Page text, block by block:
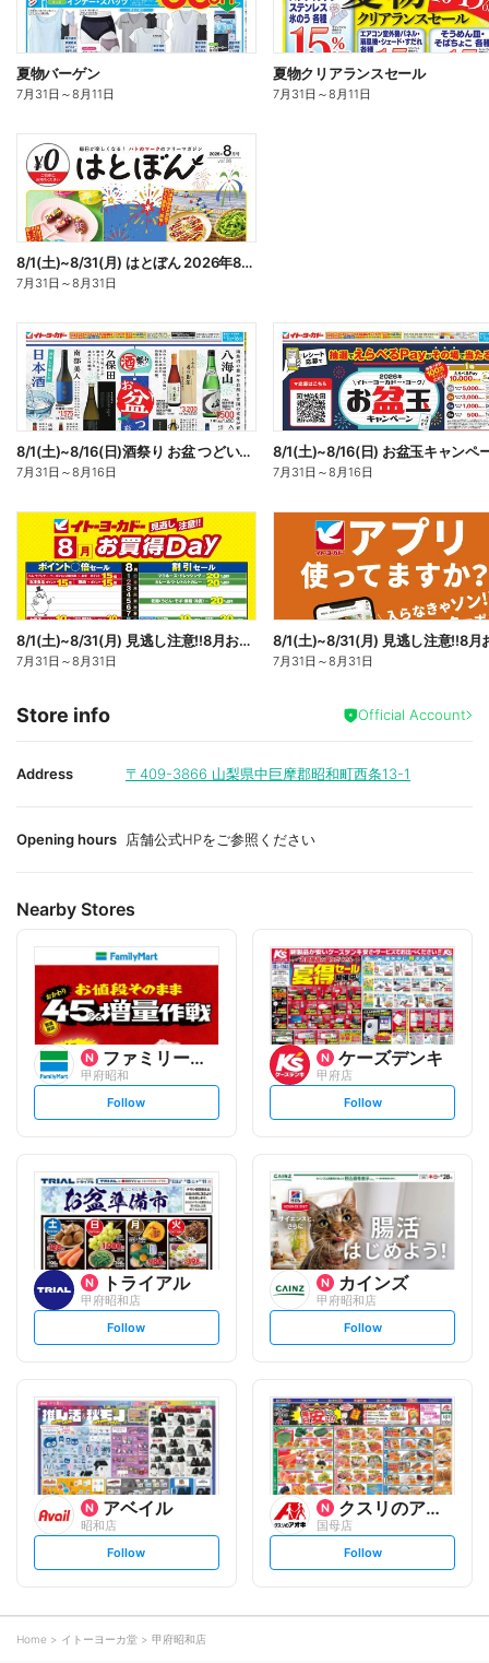
夏物バーゲン
7月31日 ～8月11日
夏物クリアランスセール
7月31日 ～8月11日
8/1(土)~8/31(月) はとぼん 2026年8月号
7月31日 ～8月31日
8/1(土)~8/16(日)酒祭り お盆 つどいを彩るお酒
7月31日 ～8月16日
8/1(土)~8/16(日) お盆玉キャンペ
7月31日 ～8月16日
8/1(土)~8/31(月) 見逃し注意!!8月お買得Day/イトーヨーカドーアプリ使ってますか?
7月31日 ～8月31日 7月31日 ～8月31日
Store info Official Account
Address 〒409-3866 山梨県中巨摩郡昭和町西条13-1
Opening hours 店舗公式HPをご参照ください
Nearby Stores
ファミリーマート
甲府昭和
s
t
o
w
Follow
ケーズデンキ
甲府店
s
t
l
o
w
Follow
トライアル
甲府昭和店
s
t
l
o
w
Follow
カインズ
甲府昭和店
s
t
l
o
w
Follow
アベイル
昭和店
s
t
o
Follow
クスリのアオキ
国母店
s
t
Follow
Home イトーヨーカ堂 甲府昭和店